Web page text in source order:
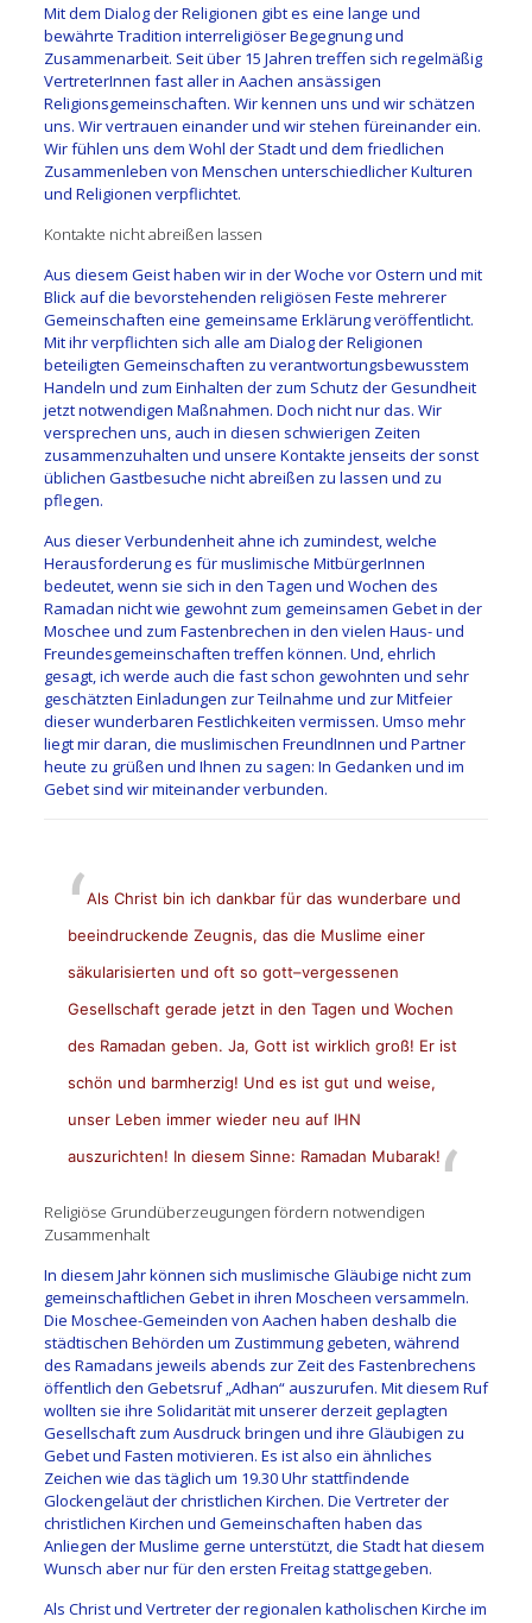
Mit dem Dialog der Religionen gibt es eine lange und
bewährte Tradition interreligiöser Begegnung und
Zusammenarbeit. Seit über 15 Jahren treffen sich regelmäßig
VertreterInnen fast aller in Aachen ansässigen
Religionsgemeinschaften. Wir kennen uns und wir schätzen
uns. Wir vertrauen einander und wir stehen füreinander ein.
Wir fühlen uns dem Wohl der Stadt und dem friedlichen
Zusammenleben von Menschen unterschiedlicher Kulturen
und Religionen verpflichtet.
Kontakte nicht abreißen lassen
Aus diesem Geist haben wir in der Woche vor Ostern und mit
Blick auf die bevorstehenden religiösen Feste mehrerer
Gemeinschaften eine gemeinsame Erklärung veröffentlicht.
Mit ihr verpflichten sich alle am Dialog der Religionen
beteiligten Gemeinschaften zu verantwortungsbewusstem
Handeln und zum Einhalten der zum Schutz der Gesundheit
jetzt notwendigen Maßnahmen. Doch nicht nur das. Wir
versprechen uns, auch in diesen schwierigen Zeiten
zusammenzuhalten und unsere Kontakte jenseits der sonst
üblichen Gastbesuche nicht abreißen zu lassen und zu
pflegen.
Aus dieser Verbundenheit ahne ich zumindest, welche
Herausforderung es für muslimische MitbürgerInnen
bedeutet, wenn sie sich in den Tagen und Wochen des
Ramadan nicht wie gewohnt zum gemeinsamen Gebet in der
Moschee und zum Fastenbrechen in den vielen Haus- und
Freundesgemeinschaften treffen können. Und, ehrlich
gesagt, ich werde auch die fast schon gewohnten und sehr
geschätzten Einladungen zur Teilnahme und zur Mitfeier
dieser wunderbaren Festlichkeiten vermissen. Umso mehr
liegt mir daran, die muslimischen FreundInnen und Partner
heute zu grüßen und Ihnen zu sagen: In Gedanken und im
Gebet sind wir miteinander verbunden.
Als Christ bin ich dankbar für das wunderbare und
beeindruckende Zeugnis, das die Muslime einer
säkularisierten und oft so gott–vergessenen
Gesellschaft gerade jetzt in den Tagen und Wochen
des Ramadan geben. Ja, Gott ist wirklich groß! Er ist
schön und barmherzig! Und es ist gut und weise,
unser Leben immer wieder neu auf IHN
auszurichten! In diesem Sinne: Ramadan Mubarak!
Religiöse Grundüberzeugungen fördern notwendigen
Zusammenhalt
In diesem Jahr können sich muslimische Gläubige nicht zum
gemeinschaftlichen Gebet in ihren Moscheen versammeln.
Die Moschee-Gemeinden von Aachen haben deshalb die
städtischen Behörden um Zustimmung gebeten, während
des Ramadans jeweils abends zur Zeit des Fastenbrechens
öffentlich den Gebetsruf „Adhan“ auszurufen. Mit diesem Ruf
wollten sie ihre Solidarität mit unserer derzeit geplagten
Gesellschaft zum Ausdruck bringen und ihre Gläubigen zu
Gebet und Fasten motivieren. Es ist also ein ähnliches
Zeichen wie das täglich um 19.30 Uhr stattfindende
Glockengeläut der christlichen Kirchen. Die Vertreter der
christlichen Kirchen und Gemeinschaften haben das
Anliegen der Muslime gerne unterstützt, die Stadt hat diesem
Wunsch aber nur für den ersten Freitag stattgegeben.
Als Christ und Vertreter der regionalen katholischen Kirche im